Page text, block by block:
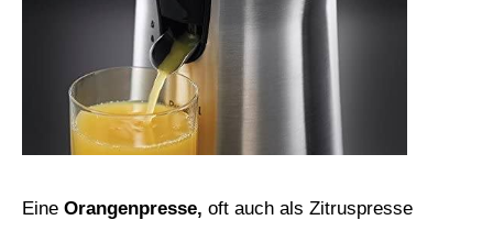
Eine Orangenpresse, oft auch als Zitruspresse